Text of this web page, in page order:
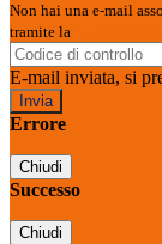
Non hai una e-mail
tramite la
E-mail inviata, si
Errore
Chiudi
Successo
Chiudi